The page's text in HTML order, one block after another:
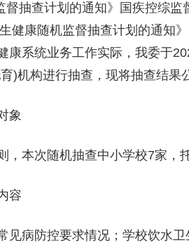
督抽查计划的通知》国疾控综监
健康随机监督抽查计划的通知
康系统业务工作实际，我委于
)机构进行抽查，现将抽查结果
象
本次随机抽查中小学校7家，托
容
病防控要求情况；学校饮水卫